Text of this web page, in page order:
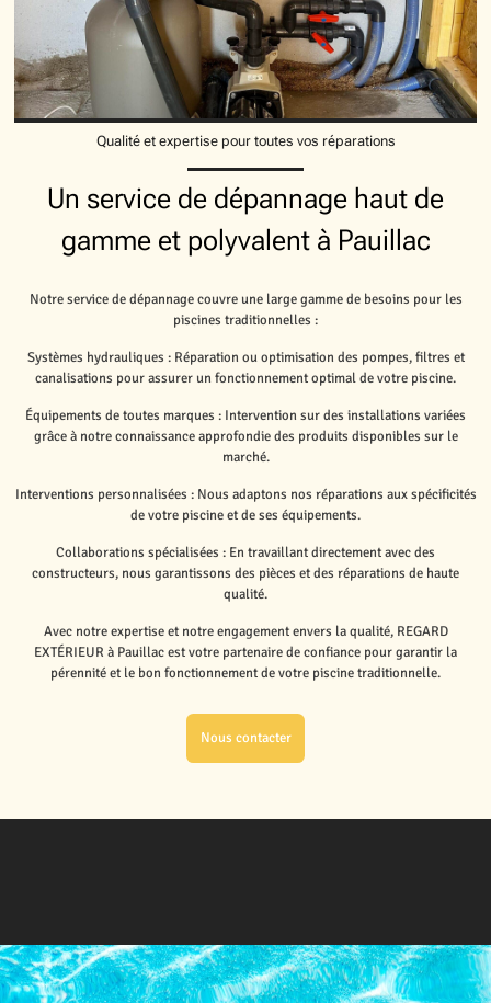
Qualité et expertise pour toutes vos réparations
Un service de dépannage haut de
gamme et polyvalent à Pauillac
Notre service de dépannage couvre une large gamme de besoins pour les
piscines traditionnelles :
Systèmes hydrauliques : Réparation ou optimisation des pompes, filtres et
canalisations pour assurer un fonctionnement optimal de votre piscine.
Équipements de toutes marques : Intervention sur des installations variées
grâce à notre connaissance approfondie des produits disponibles sur le
marché.
Interventions personnalisées : Nous adaptons nos réparations aux spécificités
de votre piscine et de ses équipements.
Collaborations spécialisées : En travaillant directement avec des
constructeurs, nous garantissons des pièces et des réparations de haute
qualité.
Avec notre expertise et notre engagement envers la qualité, REGARD
EXTÉRIEUR à Pauillac est votre partenaire de confiance pour garantir la
pérennité et le bon fonctionnement de votre piscine traditionnelle.
Nous contacter